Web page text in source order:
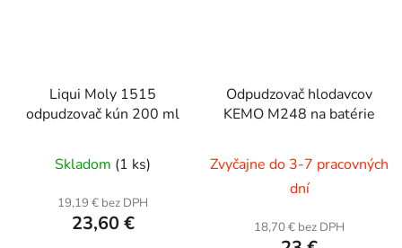
Liqui Moly 1515
odpudzovač kún 200 ml
Skladom (1 ks)
19,19 € bez DPH
23,60 €
Odpudzovač hlodavcov
KEMO M248 na batérie
Zvyčajne do 3-7 pracovných
dní
18,70 € bez DPH